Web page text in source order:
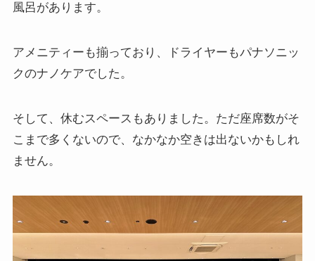
風呂があります。
アメニティーも揃っており、ドライヤーもパナソニッ
クのナノケアでした。
そして、休むスペースもありました。ただ座席数がそ
こまで多くないので、なかなか空きは出ないかもしれ
ません。